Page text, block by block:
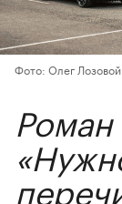
Фото: Олег